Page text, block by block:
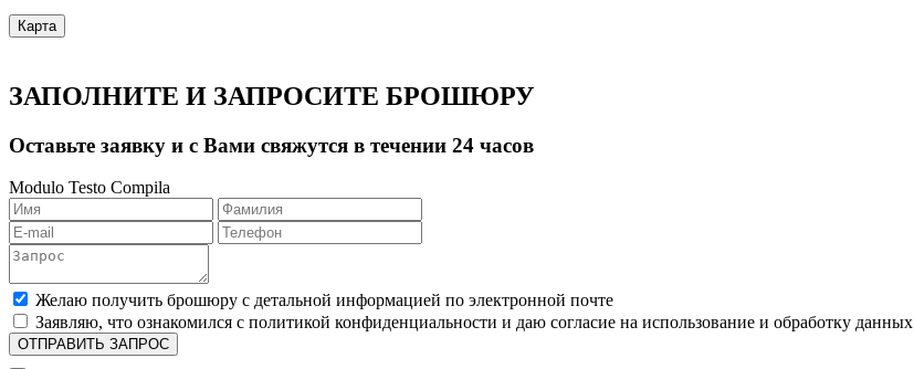
Карта
ЗАПОЛНИТЕ И ЗАПРОСИТЕ БРОШЮРУ
Оставьте заявку и с Вами свяжутся в течении 24 часов
Modulo Testo Compila
Желаю получить брошюру с детальной информацией по электронной почте
Заявляю, что ознакомился с политикой конфиденциальности и даю согласие на использование и обработку данных